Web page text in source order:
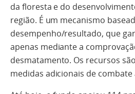
da floresta e do
região. É um mecanismo
desempenho/resultado, que
apenas mediante a
desmatamento. Os recursos
medidas adicionais de